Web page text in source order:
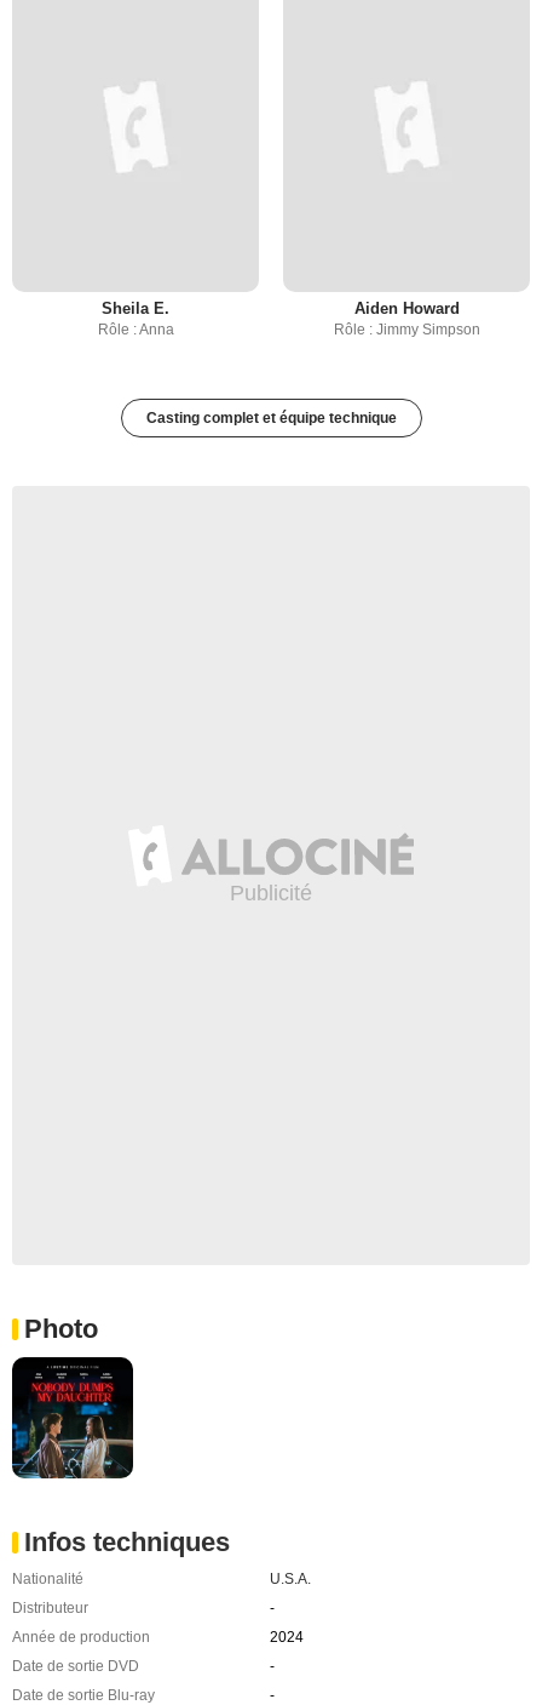
Sheila E.
Rôle : Anna
Aiden Howard
Rôle : Jimmy Simpson
Casting complet et équipe technique
Photo
Infos techniques
Nationalité
U.S.A.
Distributeur
-
Année de production
2024
Date de sortie DVD
-
Date de sortie Blu-ray
-